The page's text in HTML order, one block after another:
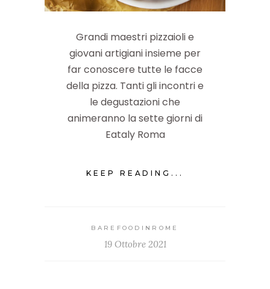
Grandi maestri pizzaioli e
giovani artigiani insieme per
far conoscere tutte le facce
della pizza. Tanti gli incontri e
le degustazioni che
animeranno la sette giorni di
Eataly Roma
KEEP READING...
BAREFOODINROME
19 Ottobre 2021